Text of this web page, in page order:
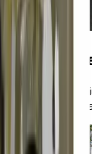
0,45
keskin